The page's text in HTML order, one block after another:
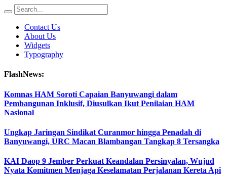
Contact Us
About Us
Widgets
Typography
FlashNews:
Komnas HAM Soroti Capaian Banyuwangi dalam
Pembangunan Inklusif, Diusulkan Ikut Penilaian HAM
Nasional
Ungkap Jaringan Sindikat Curanmor hingga Penadah di
Banyuwangi, URC Macan Blambangan Tangkap 8 Tersangka
KAI Daop 9 Jember Perkuat Keandalan Persinyalan, Wujud
Nyata Komitmen Menjaga Keselamatan Perjalanan Kereta Api